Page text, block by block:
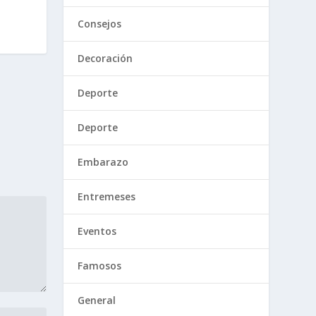
Consejos
Decoración
Deporte
Deporte
Embarazo
Entremeses
Eventos
Famosos
General